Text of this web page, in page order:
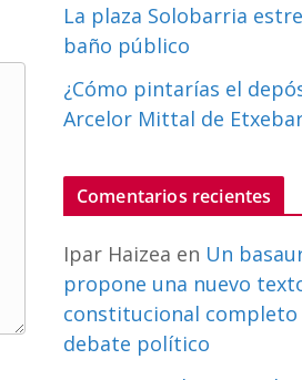
La plaza Solobarria
baño público
¿Cómo pintarías el
Arcelor Mittal de
Comentarios recientes
Ipar Haizea en Un
propone una nuevo
constitucional
debate político